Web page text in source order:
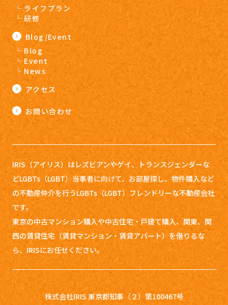
ライフプラン
研修
Blog/Event
Blog
Event
News
アクセス
お問い合わせ
IRIS（アイリス）はレズビアンやゲイ、トランスジェンダーな
どLGBTs（LGBT）当事者に向けて、お部屋探し、 物件購入など
の不動産仲介を行うLGBTs（LGBT）フレンドリーな不動産会社
です。
東京の中古マンション購入や中古住宅・戸建て購入、関東、関
西の賃貸住宅（賃貸マンション・賃貸アパート）を借りるな
ら、IRISにお任せください。
株式会社IRIS 東京都知事（２）第100467号